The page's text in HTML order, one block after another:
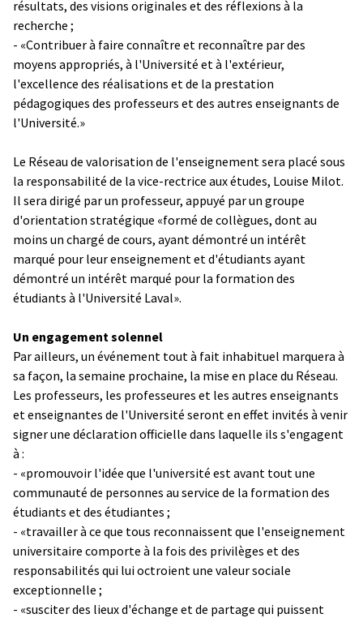
résultats, des visions originales et des réflexions à la
recherche ;
- «Contribuer à faire connaître et reconnaître par des
moyens appropriés, à l'Université et à l'extérieur,
l'excellence des réalisations et de la prestation
pédagogiques des professeurs et des autres enseignants de
l'Université.»
Le Réseau de valorisation de l'enseignement sera placé sous
la responsabilité de la vice-rectrice aux études, Louise Milot.
Il sera dirigé par un professeur, appuyé par un groupe
d'orientation stratégique «formé de collègues, dont au
moins un chargé de cours, ayant démontré un intérêt
marqué pour leur enseignement et d'étudiants ayant
démontré un intérêt marqué pour la formation des
étudiants à l'Université Laval».
Un engagement solennel
Par ailleurs, un événement tout à fait inhabituel marquera à
sa façon, la semaine prochaine, la mise en place du Réseau.
Les professeurs, les professeures et les autres enseignants
et enseignantes de l'Université seront en effet invités à venir
signer une déclaration officielle dans laquelle ils s'engagent
à :
- «promouvoir l'idée que l'université est avant tout une
communauté de personnes au service de la formation des
étudiants et des étudiantes ;
- «travailler à ce que tous reconnaissent que l'enseignement
universitaire comporte à la fois des privilèges et des
responsabilités qui lui octroient une valeur sociale
exceptionnelle ;
- «susciter des lieux d'échange et de partage qui puissent